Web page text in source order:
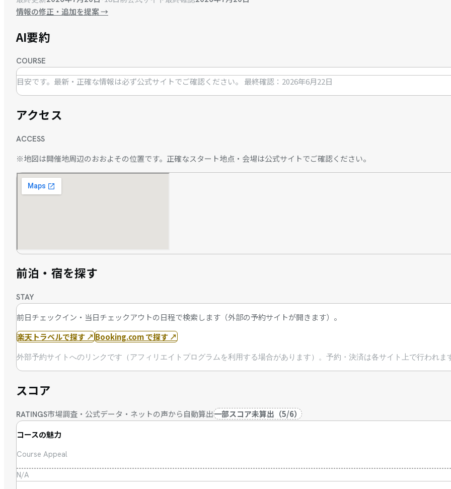
情報の修正・追加を提案→
AI要約
COURSE
目安です。最新・正確な情報は必ず公式サイトでご確認ください。 最終確認：2026年6月22日
アクセス
ACCESS
※地図は開催地周辺のおおよその位置です。正確なスタート地点・会場は公式サイトでご確認ください。
前泊・宿を探す
STAY
前日チェックイン・当日チェックアウトの日程で検索します（外部の予約サイトが開きます）。
楽天トラベルで探す ↗Booking.com で探す ↗
外部予約サイトへのリンクです（アフィリエイトプログラムを利用する場合があります）。予約・決済は各サイト上で行われま
スコア
RATINGS市場調査・公式データ・ネットの声から自動算出一部スコア未算出 （5/6）
コースの魅力
Course Appeal
N/A